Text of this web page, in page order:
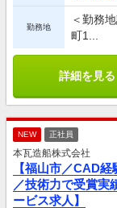
勤務地
＜勤務
町1...
詳細を見る
NEW 正社員
本瓦造船株式会社
【福山市／CAD
／技術力で受賞実
ービス求人】